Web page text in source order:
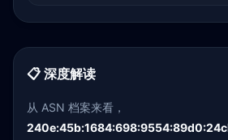
📋 深度解读
从 ASN 档案来看，